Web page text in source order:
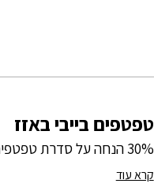
טפטפים בייבי באזז
30% הנחה על סדרת טפטפים בייבי באזז
קרא עוד